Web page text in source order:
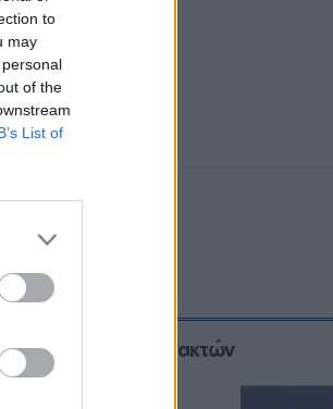
to
may
of the
List of
Επιλογές των Συντακτών